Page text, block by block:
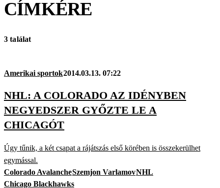
CÍMKÉRE
3 találat
Amerikai sportok2014.03.13. 07:22
NHL: A COLORADO AZ IDÉNYBEN
NEGYEDSZER GYŐZTE LE A
CHICAGÓT
Úgy tűnik, a két csapat a rájátszás első körében is összekerülhet
egymással.
Colorado AvalancheSzemjon VarlamovNHL
Chicago Blackhawks